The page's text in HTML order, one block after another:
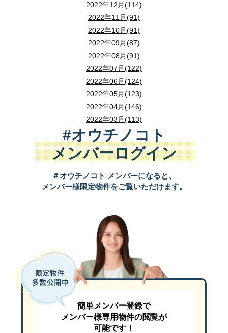
2022年12月(114)
2022年11月(91)
2022年10月(91)
2022年09月(87)
2022年08月(91)
2022年07月(122)
2022年06月(124)
2022年05月(123)
2022年04月(146)
2022年03月(113)
#オウチノコト
メンバーログイン
＃オウチノコト メンバーになると、
メンバー様限定物件をご覧いただけます。
簡単メンバー登録で
メンバー様専用物件の閲覧が
可能です！